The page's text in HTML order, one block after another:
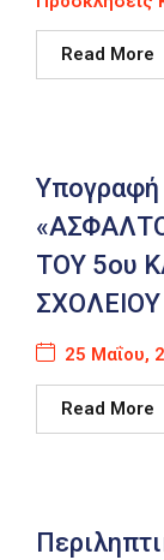
Τηλέφωνα
Read More
Υπογραφή
ΤΟΥ 5ου
25 Μαΐου,
Read More